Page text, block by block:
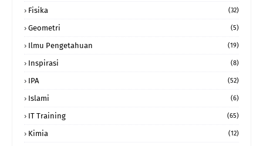
Fisika (32)
Geometri (5)
Ilmu Pengetahuan (19)
Inspirasi (8)
IPA (52)
Islami (6)
IT Training (65)
Kimia (12)